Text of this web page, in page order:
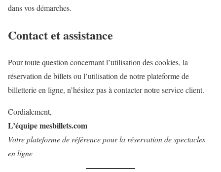
dans vos démarches.
Contact et assistance
Pour toute question concernant l’utilisation des cookies, la
réservation de billets ou l’utilisation de notre plateforme de
billetterie en ligne, n’hésitez pas à contacter notre service client.
Cordialement,
L’équipe mesbillets.com
Votre plateforme de référence pour la réservation de spectacles
en ligne